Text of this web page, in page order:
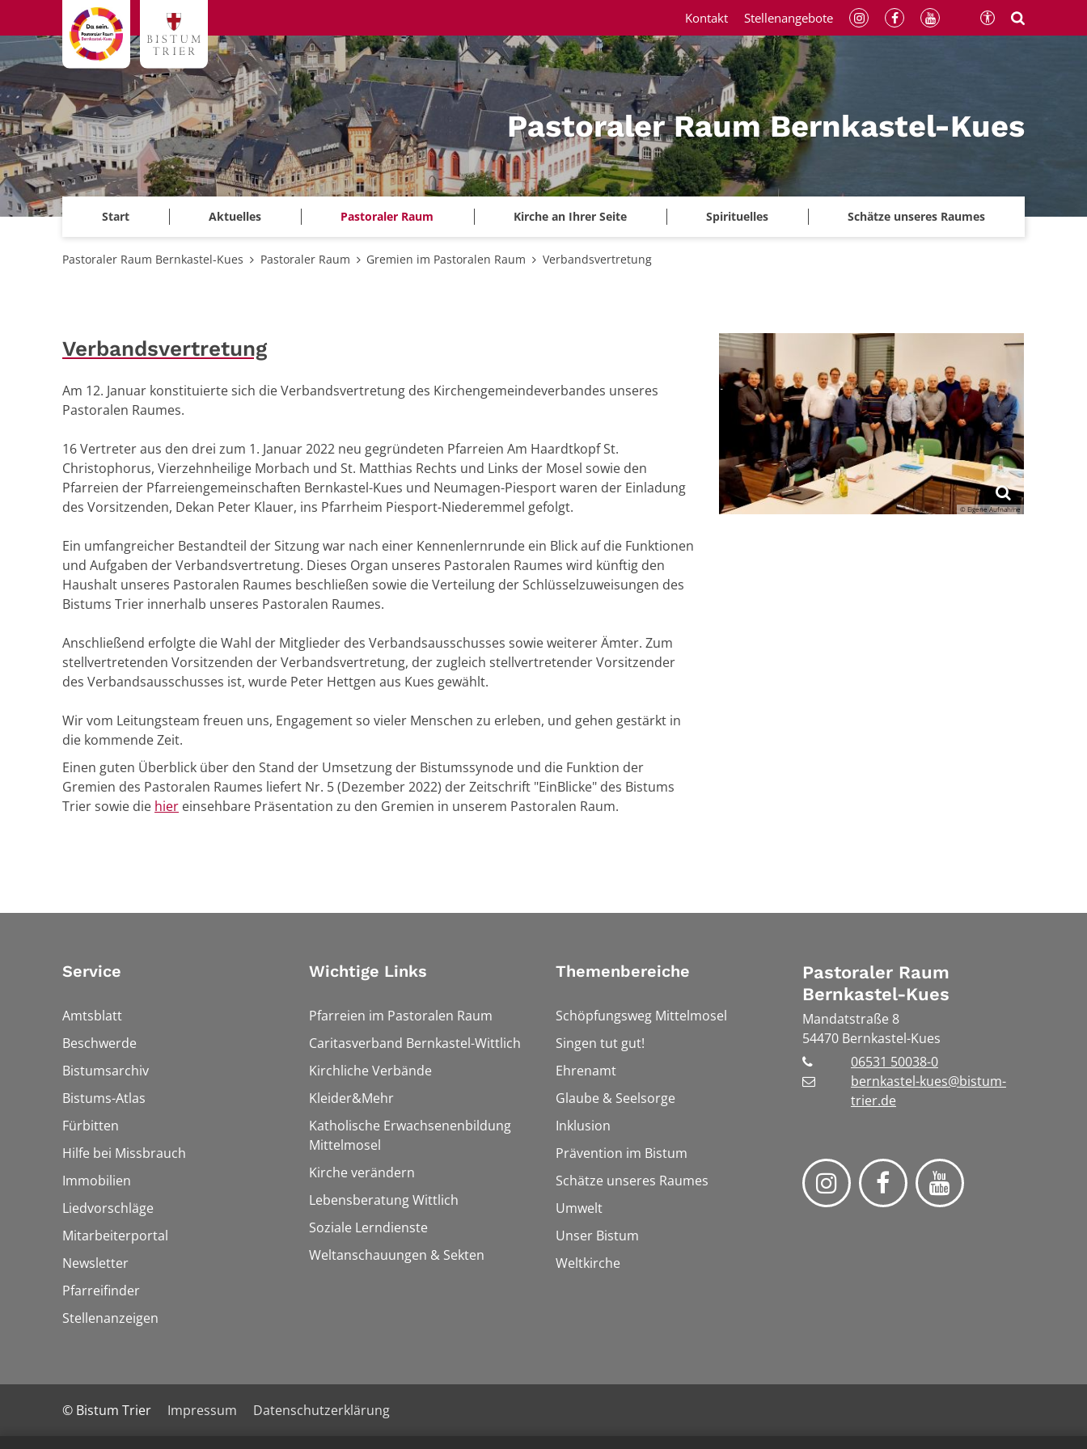
Zum Inhalt springen
Pastoraler Raum Bernkastel-Kues
Start Aktuelles Pastoraler Raum Kirche an Ihrer Seite Spirituelles Schätze unseres Raumes
Kontakt Stellenangebote
Pastoraler Raum Bernkastel-Kues Pastoraler Raum Gremien im Pastoralen Raum Verbandsvertretung
© Eigene Aufnahme
Verbandsvertretung
Am 12. Januar konstituierte sich die Verbandsvertretung des Kirchengemeindeverbandes unseres
Pastoralen Raumes.
16 Vertreter aus den drei zum 1. Januar 2022 neu gegründeten Pfarreien Am Haardtkopf St.
Christophorus, Vierzehnheilige Morbach und St. Matthias Rechts und Links der Mosel sowie den
Pfarreien der Pfarreiengemeinschaften Bernkastel-Kues und Neumagen-Piesport waren der Einladung
des Vorsitzenden, Dekan Peter Klauer, ins Pfarrheim Piesport-Niederemmel gefolgt.
Ein umfangreicher Bestandteil der Sitzung war nach einer Kennenlernrunde ein Blick auf die Funktionen
und Aufgaben der Verbandsvertretung. Dieses Organ unseres Pastoralen Raumes wird künftig den
Haushalt unseres Pastoralen Raumes beschließen sowie die Verteilung der Schlüsselzuweisungen des
Bistums Trier innerhalb unseres Pastoralen Raumes.
Anschließend erfolgte die Wahl der Mitglieder des Verbandsausschusses sowie weiterer Ämter. Zum
stellvertretenden Vorsitzenden der Verbandsvertretung, der zugleich stellvertretender Vorsitzender
des Verbandsausschusses ist, wurde Peter Hettgen aus Kues gewählt.
Wir vom Leitungsteam freuen uns, Engagement so vieler Menschen zu erleben, und gehen gestärkt in
die kommende Zeit.
Einen guten Überblick über den Stand der Umsetzung der Bistumssynode und die Funktion der
Gremien des Pastoralen Raumes liefert Nr. 5 (Dezember 2022) der Zeitschrift "EinBlicke" des Bistums
Trier sowie die hier einsehbare Präsentation zu den Gremien in unserem Pastoralen Raum.
Service
Amtsblatt
Beschwerde
Bistumsarchiv
Bistums-Atlas
Fürbitten
Hilfe bei Missbrauch
Immobilien
Liedvorschläge
Mitarbeiterportal
Newsletter
Pfarreifinder
Stellenanzeigen
Wichtige Links
Pfarreien im Pastoralen Raum
Caritasverband Bernkastel-Wittlich
Kirchliche Verbände
Kleider&Mehr
Katholische Erwachsenenbildung
Mittelmosel
Kirche verändern
Lebensberatung Wittlich
Soziale Lerndienste
Weltanschauungen & Sekten
Themenbereiche
Schöpfungsweg Mittelmosel
Singen tut gut!
Ehrenamt
Glaube & Seelsorge
Inklusion
Prävention im Bistum
Schätze unseres Raumes
Umwelt
Unser Bistum
Weltkirche
Pastoraler Raum
Bernkastel-Kues
Mandatstraße 8
54470 Bernkastel-Kues
06531 50038-0
bernkastel-kues@bistum-
trier.de
© Bistum Trier Impressum Datenschutzerklärung